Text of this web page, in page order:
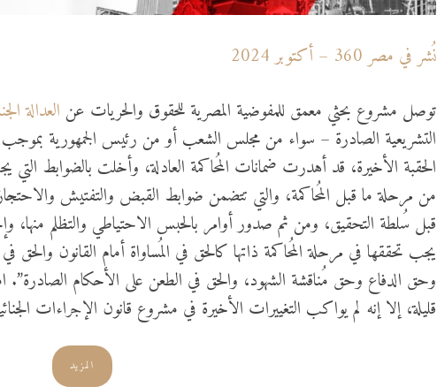
نُشر في مصر 360 – أكتوبر 2024
توصل مشروع بحثي معمق للمفوضية المصرية للحقوق والحريات عن العدالة
التشريعية الصادرة – سواء من مجلس الشعب أو من رئيس الجمهورية بموجب
الحقبة الأخيرة، قد أهدرت ضمانات المُحاكمة العادلة، وأخلت بالضوابط التي
من مرحلة ما قبل المُحاكمة، والتي تتضمن ضوابط القبض والتفتيش
قبل سُلطة التحقيق، ومن ثم صدور أوامر بالحبس الاحتياطي والتظلم منها،
يجب تحققها في مرحلة المُحاكمة ذاتها كالحق في المُساواة أمام القانون والحق
وحق الدفاع وحق مُناقشة الشهود، والحق في الطعن على الأحكام الصادرة”.
قليلة، إلا إنه لم يواكب التغييرات الأخيرة في مشروع قانون الإجراءات
المزيد